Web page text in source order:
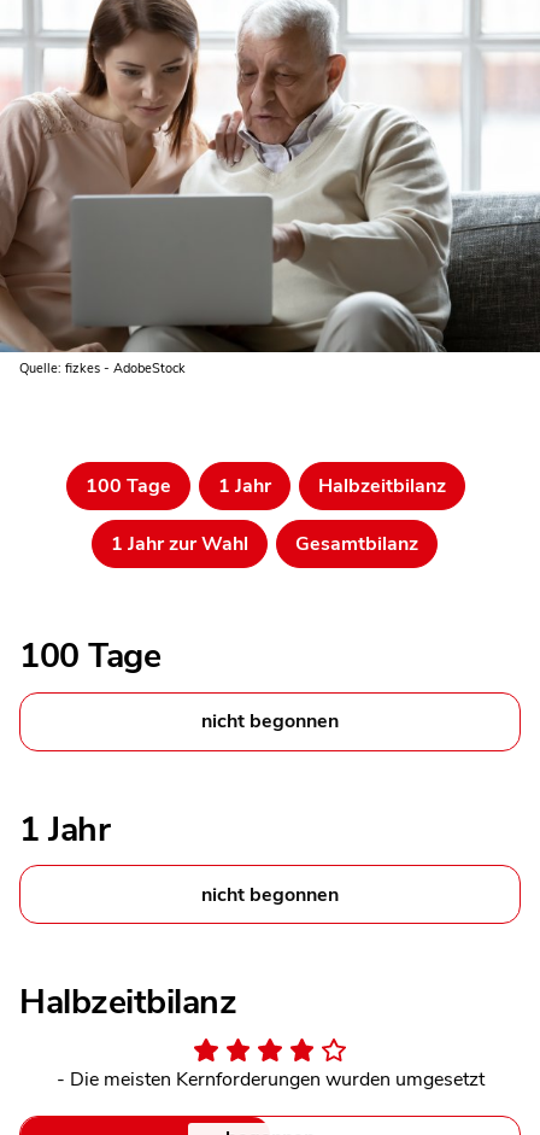
Quelle: fizkes - AdobeStock
100 Tage 1 Jahr Halbzeitbilanz
1 Jahr zur Wahl Gesamtbilanz
100 Tage
nicht begonnen
1 Jahr
nicht begonnen
Halbzeitbilanz
- Die meisten Kernforderungen wurden umgesetzt